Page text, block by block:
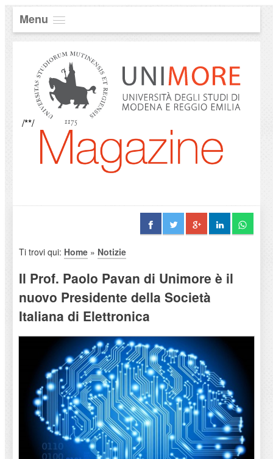
Menu
/**/
Ti trovi qui: Home» Notizie
Il Prof. Paolo Pavan di Unimore è il
nuovo Presidente della Società
Italiana di Elettronica